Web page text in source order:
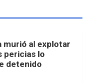
murió al explotar
pericias lo
detenido